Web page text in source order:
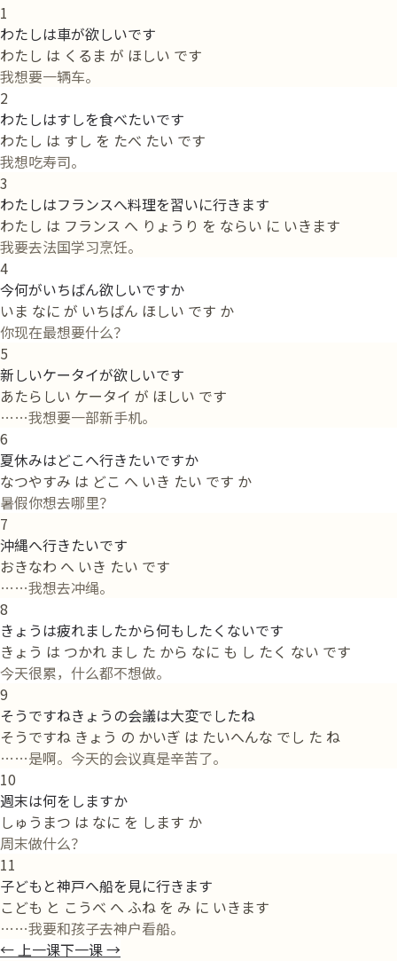
1
わたしは車が欲しいです
わたし は くるま が ほしい です
我想要一辆车。
2
わたしはすしを食べたいです
わたし は すし を たべ たい です
我想吃寿司。
3
わたしはフランスへ料理を習いに行きます
わたし は フランス へ りょうり を ならい に いきます
我要去法国学习烹饪。
4
今何がいちばん欲しいですか
いま なに が いちばん ほしい です か
你现在最想要什么？
5
新しいケータイが欲しいです
あたらしい ケータイ が ほしい です
……我想要一部新手机。
6
夏休みはどこへ行きたいですか
なつやすみ は どこ へ いき たい です か
暑假你想去哪里？
7
沖縄へ行きたいです
おきなわ へ いき たい です
……我想去冲绳。
8
きょうは疲れましたから何もしたくないです
きょう は つかれ まし た から なに も し たく ない です
今天很累，什么都不想做。
9
そうですねきょうの会議は大変でしたね
そうですね きょう の かいぎ は たいへんな でし た ね
……是啊。今天的会议真是辛苦了。
10
週末は何をしますか
しゅうまつ は なに を します か
周末做什么？
11
子どもと神戸へ船を見に行きます
こども と こうべ へ ふね を み に いきます
……我要和孩子去神户看船。
←上一课下一课→